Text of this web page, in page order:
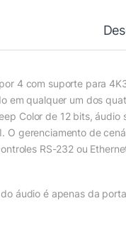
4 com suporte para
em qualquer um dos
Color de 12 bits,
O gerenciamento de
RS-232 ou
áudio é apenas da